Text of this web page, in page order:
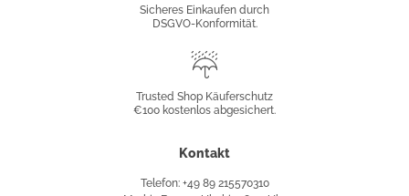
Sicheres Einkaufen durch
DSGVO-Konformität.
Käuferschutz
Trusted Shop Käuferschutz
€100 kostenlos abgesichert.
Kontakt
Telefon: +49 89 215570310